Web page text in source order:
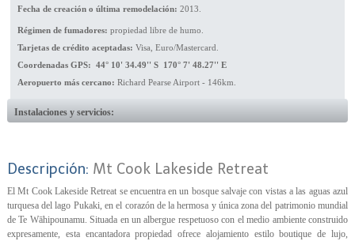
Fecha de creación o última remodelación: 2013.
Régimen de fumadores: propiedad libre de humo.
Tarjetas de crédito aceptadas: Visa, Euro/Mastercard.
Coordenadas GPS: 44° 10' 34.49'' S 170° 7' 48.27'' E
Aeropuerto más cercano: Richard Pearse Airport - 146km.
Instalaciones y servicios:
Descripción: Mt Cook Lakeside Retreat
El Mt Cook Lakeside Retreat se encuentra en un bosque salvaje con vistas a las aguas azul
turquesa del lago Pukaki, en el corazón de la hermosa y única zona del patrimonio mundial
de Te Wāhipounamu. Situada en un albergue respetuoso con el medio ambiente construido
expresamente, esta encantadora propiedad ofrece alojamiento estilo boutique de lujo,